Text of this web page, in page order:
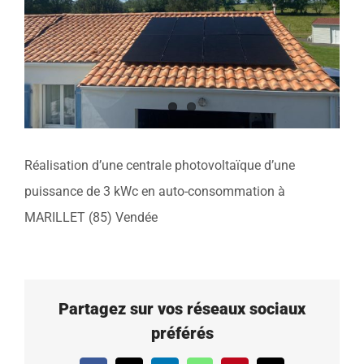
Réalisation d’une centrale photovoltaïque d’une
puissance de 3 kWc en auto-consommation à
MARILLET (85) Vendée
Partagez sur vos réseaux sociaux
préférés